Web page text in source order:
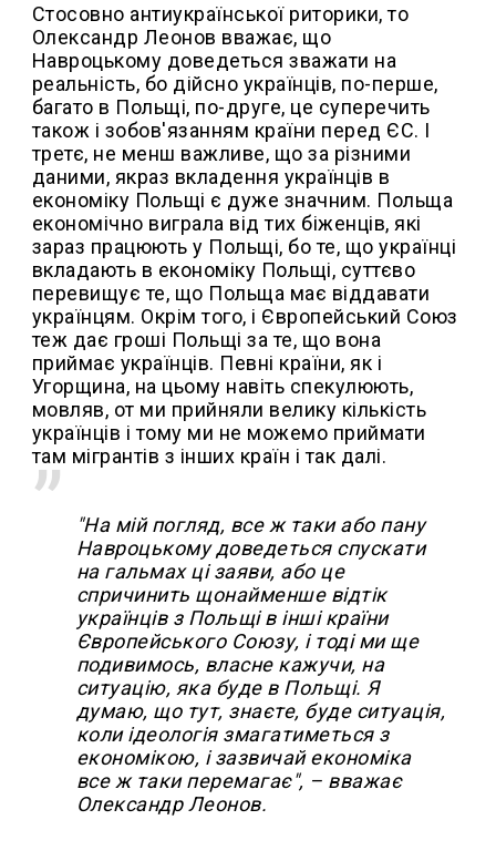
Стосовно антиукраїнської риторики, то
Олександр Леонов вважає, що
Навроцькому доведеться зважати на
реальність, бо дійсно українців, по-перше,
багато в Польщі, по-друге, це суперечить
також і зобов'язанням країни перед ЄС. І
третє, не менш важливе, що за різними
даними, якраз вкладення українців в
економіку Польщі є дуже значним. Польща
економічно виграла від тих біженців, які
зараз працюють у Польщі, бо те, що українці
вкладають в економіку Польщі, суттєво
перевищує те, що Польща має віддавати
українцям. Окрім того, і Європейський Союз
теж дає гроші Польщі за те, що вона
приймає українців. Певні країни, як і
Угорщина, на цьому навіть спекулюють,
мовляв, от ми прийняли велику кількість
українців і тому ми не можемо приймати
там мігрантів з інших країн і так далі.
"На мій погляд, все ж таки або пану
Навроцькому доведеться спускати
на гальмах ці заяви, або це
спричинить щонайменше відтік
українців з Польщі в інші країни
Європейського Союзу, і тоді ми ще
подивимось, власне кажучи, на
ситуацію, яка буде в Польщі. Я
думаю, що тут, знаєте, буде ситуація,
коли ідеологія змагатиметься з
економікою, і зазвичай економіка
все ж таки перемагає", – вважає
Олександр Леонов.